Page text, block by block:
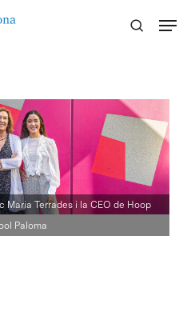
Maria Terrades i la CEO de Hoop
Paloma